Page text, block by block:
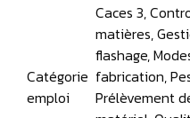
Catégorie
emploi
Caces 3,
matières,
flashage,
fabrication,
Prélèvement